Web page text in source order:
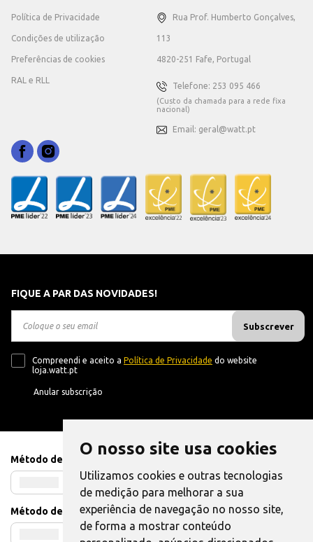
O nosso site usa cookies
Utilizamos cookies e outras tecnologias
de medição para melhorar a sua
experiência de navegação no nosso site,
de forma a mostrar conteúdo
Política de Privacidade
Condições de utilização
Preferências de cookies
RAL e RLL
Rua Prof. Humberto Gonçalves,
113
4820-251 Fafe, Portugal
Telefone: 253 095 466
(Custo da chamada para a rede fixa
nacional)
Email: geral@watt.pt
FIQUE A PAR DAS NOVIDADES!
Subscrever
Compreendi e aceito a Política de Privacidade do website
loja.watt.pt
Anular subscrição
Método de Pagamento
Método de Envio